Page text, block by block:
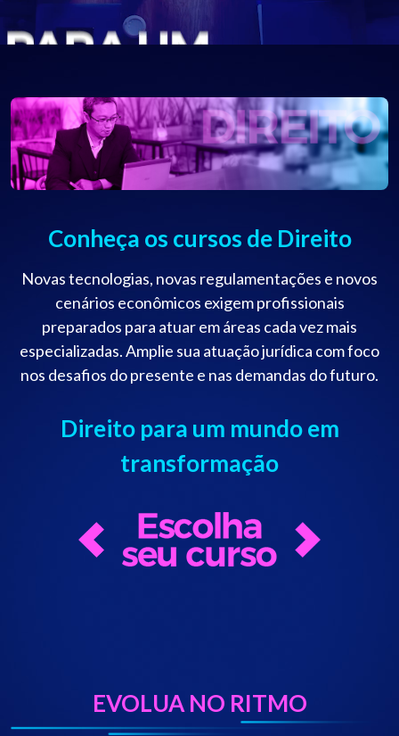
Conheça os cursos de Direito
Novas tecnologias, novas regulamentações e novos
cenários econômicos exigem profissionais
preparados para atuar em áreas cada vez mais
especializadas. Amplie sua atuação jurídica com foco
nos desafios do presente e nas demandas do futuro.
Direito para um mundo em
transformação
EVOLUA NO RITMO